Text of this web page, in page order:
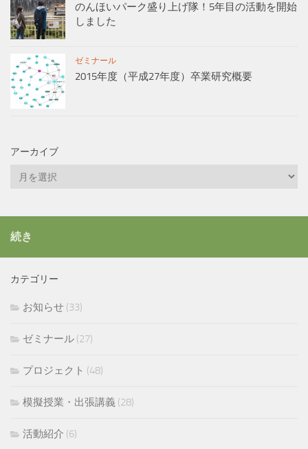
のんほいパーク盛り上げ隊！5年目の活動を開始
しました
ゼミナール
2015年度（平成27年度）卒業研究概要
アーカイブ
ブ
続き
カテゴリー
お知らせ (33)
ゼミナール (27)
プロジェクト (48)
模擬授業・出張講義 (28)
活動紹介 (6)